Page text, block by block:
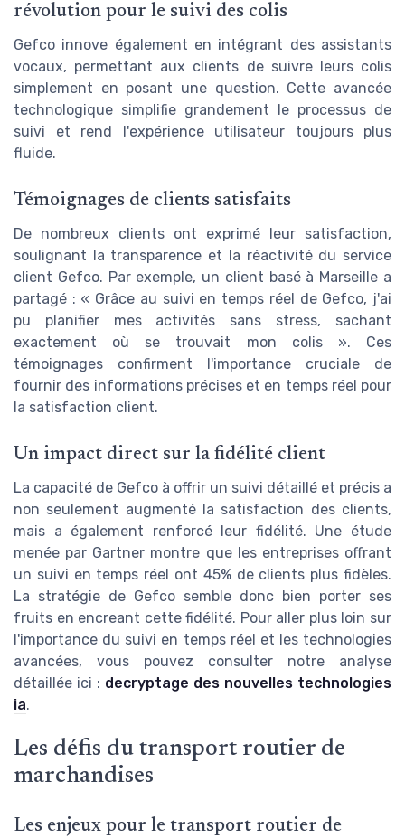
révolution pour le suivi des colis
Gefco innove également en intégrant des assistants
vocaux, permettant aux clients de suivre leurs colis
simplement en posant une question. Cette avancée
technologique simplifie grandement le processus de
suivi et rend l'expérience utilisateur toujours plus
fluide.
Témoignages de clients satisfaits
De nombreux clients ont exprimé leur satisfaction,
soulignant la transparence et la réactivité du service
client Gefco. Par exemple, un client basé à Marseille a
partagé : « Grâce au suivi en temps réel de Gefco, j'ai
pu planifier mes activités sans stress, sachant
exactement où se trouvait mon colis ». Ces
témoignages confirment l'importance cruciale de
fournir des informations précises et en temps réel pour
la satisfaction client.
Un impact direct sur la fidélité client
La capacité de Gefco à offrir un suivi détaillé et précis a
non seulement augmenté la satisfaction des clients,
mais a également renforcé leur fidélité. Une étude
menée par Gartner montre que les entreprises offrant
un suivi en temps réel ont 45% de clients plus fidèles.
La stratégie de Gefco semble donc bien porter ses
fruits en encreant cette fidélité. Pour aller plus loin sur
l'importance du suivi en temps réel et les technologies
avancées, vous pouvez consulter notre analyse
détaillée ici : decryptage des nouvelles technologies
ia.
Les défis du transport routier de
marchandises
Les enjeux pour le transport routier de